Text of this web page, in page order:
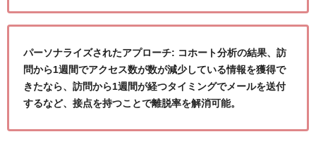
パーソナライズされたアプローチ: コホート分析の結果、訪
問から1週間でアクセス数が数が減少している情報を獲得で
きたなら、訪問から1週間が経つタイミングでメールを送付
するなど、接点を持つことで離脱率を解消可能。